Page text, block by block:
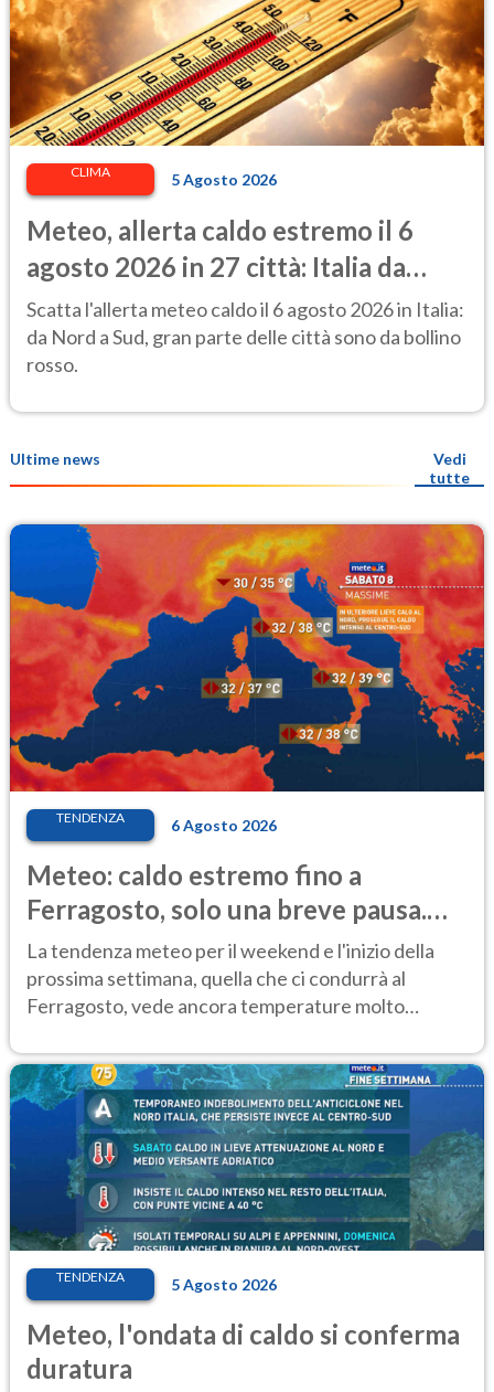
CLIMA 5 Agosto 2026
Meteo, allerta caldo estremo il 6
agosto 2026 in 27 città: Italia da
bollino rosso
Scatta l'allerta meteo caldo il 6 agosto 2026 in Italia:
da Nord a Sud, gran parte delle città sono da bollino
rosso.
Ultime news
Vedi
tutte
TENDENZA 6 Agosto 2026
Meteo: caldo estremo fino a
Ferragosto, solo una breve pausa.
Ecco dove
La tendenza meteo per il weekend e l'inizio della
prossima settimana, quella che ci condurrà al
Ferragosto, vede ancora temperature molto
TENDENZA 5 Agosto 2026
Meteo, l'ondata di caldo si conferma
duratura